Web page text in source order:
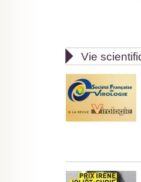
 Vie